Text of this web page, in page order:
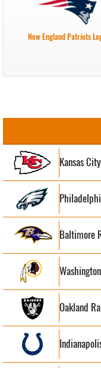
New England Patriots
Kansas
Baltimore
Oakland